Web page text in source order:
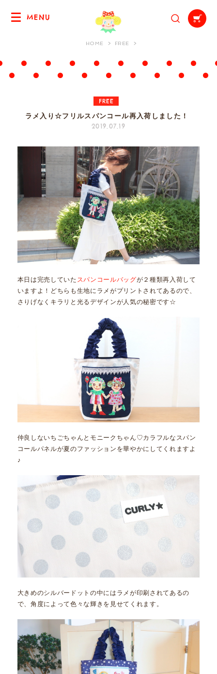
MENU
HOME FREE
FREE
ラメ入り☆フリルスパンコール再入荷しました！
2019.07.19
本日は完売していた スパンコールバッグが２種類再入荷して
いますよ！どちらも生地にラメがプリントされてあるので、
さりげなくキラリと光るデザインが人気の秘密です☆
仲良しないちごちゃんとモニークちゃん♡カラフルなスパン
コールパネルが夏のファッションを華やかにしてくれますよ
♪
大きめのシルバードットの中にはラメが印刷されてあるの
で、角度によって色々な輝きを見せてくれます。